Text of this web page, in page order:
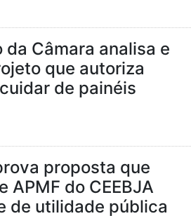
da Câmara analisa e
que autoriza
de painéis
proposta que
APMF do CEEBJA
de utilidade pública